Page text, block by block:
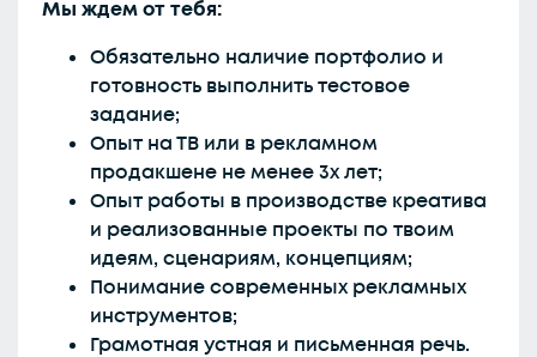
Мы ждем от тебя:
Обязательно наличие портфолио и
готовность выполнить тестовое
задание;
Опыт на ТВ или в рекламном
продакшене не менее 3х лет;
Опыт работы в производстве креатива
и реализованные проекты по твоим
идеям, сценариям, концепциям;
Понимание современных рекламных
инструментов;
Грамотная устная и письменная речь.